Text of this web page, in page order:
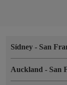
Sídney - San
Auckland - San